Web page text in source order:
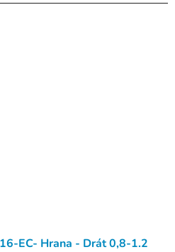
EC- Hrana - Drát 0,8-1.2